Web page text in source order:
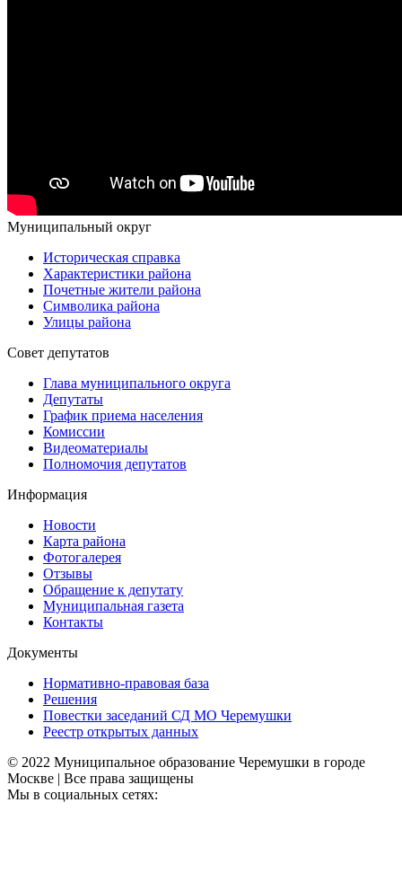
Муниципальный округ
Историческая справка
Характеристики района
Почетные жители района
Символика района
Улицы района
Совет депутатов
Глава муниципального округа
Депутаты
График приема населения
Комиссии
Видеоматериалы
Полномочия депутатов
Информация
Новости
Карта района
Фотогалерея
Отзывы
Обращение к депутату
Муниципальная газета
Контакты
Документы
Нормативно-правовая база
Решения
Повестки заседаний СД МО Черемушки
Реестр открытых данных
© 2022 Муниципальное образование Черемушки в городе
Москве | Все права защищены
Мы в социальных сетях: